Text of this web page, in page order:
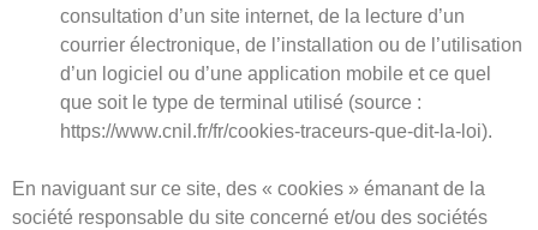
consultation d’un site internet, de la lecture d’un
courrier électronique, de l’installation ou de l’utilisation
d’un logiciel ou d’une application mobile et ce quel
que soit le type de terminal utilisé (source :
https://www.cnil.fr/fr/cookies-traceurs-que-dit-la-loi).
En naviguant sur ce site, des « cookies » émanant de la
société responsable du site concerné et/ou des sociétés